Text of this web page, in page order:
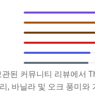
된 커뮤니티 리뷰에서
, 바닐라 및 오크 풍미와